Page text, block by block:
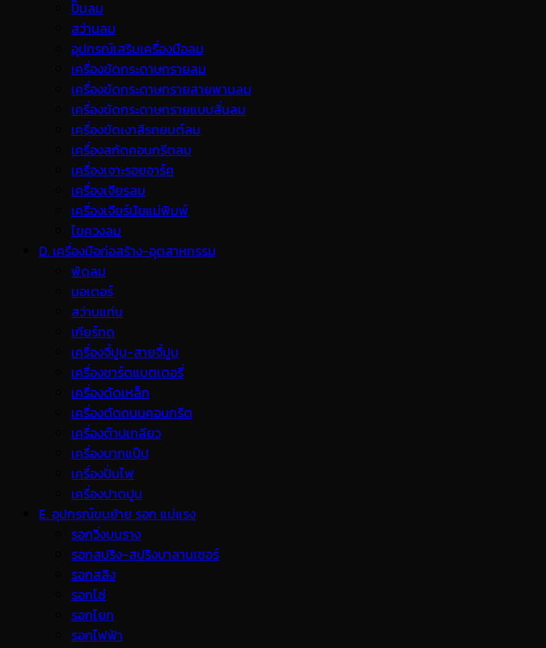
ปั๊มลม
สว่านลม
อุปกรณ์เสริมเครื่องมือลม
เครื่องขัดกระดาษทรายลม
เครื่องขัดกระดาษทรายสายพานลม
เครื่องขัดกระดาษทรายแบบสั่นลม
เครื่องขัดเงาสีรถยนต์ลม
เครื่องสกัดคอนกรีตลม
เครื่องเจาะรอยอาร์ค
เครื่องเจียรลม
เครื่องเจียร์นัยแม่พิมพ์
ไขควงลม
D. เครื่องมือก่อสร้าง-อุตสาหกรรม
พ้ดลม
มอเตอร์
สว่านแท่น
เกียร์ทด
เครื่องจี้ปูน-สายจี้ปูน
เครื่องชาร์ตแบตเตอรี่
เครื่องดัดเหล็ก
เครื่องตัดถนนคอนกรีต
เครื่องต๊าปเกลียว
เครื่องบากแป๊ป
เครื่องปั่นไฟ
เครื่องปาดปูน
E. อุปกรณ์ขนย้าย รอก แม่แรง
รอกวิ่งบนราง
รอกสปริง-สปริงบาลานเซอร์
รอกสลิง
รอกโซ่
รอกโยก
รอกไฟฟ้า